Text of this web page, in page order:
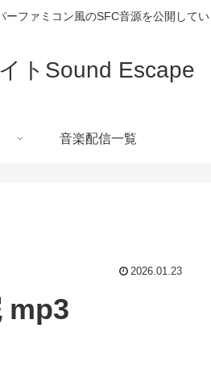
ファミコン風のSFC音源を公開してい
トSound Escape
音楽配信一覧
2026.01.23
mp3